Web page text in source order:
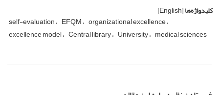
کلیدواژه‌ها[English]
self-evaluation EFQM organizational excellence
excellence model Central library University medical sciences